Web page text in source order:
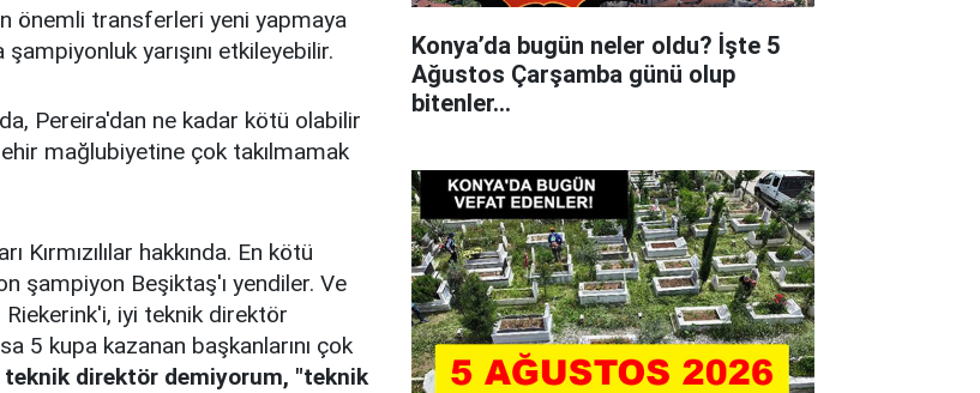
önemli transferleri yeni yapmaya
yarışını etkileyebilir.
Pereira'dan ne kadar kötü olabilir
mağlubiyetine çok takılmamak
hakkında. En kötü
şampiyon Beşiktaş'ı yendiler. Ve
Riekerink'i, iyi teknik direktör
5 kupa kazanan başkanlarını çok
teknik direktör demiyorum, "teknik
Konya’da bugün neler oldu? İşte 5
Ağustos Çarşamba günü olup
bitenler…